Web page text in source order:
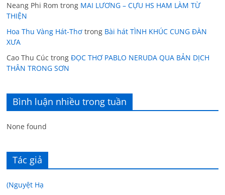
Neang Phi Rom trong MAI LƯƠNG – CỰU HS HAM LÀM TỪ
THIỆN
Hoa Thu Vàng Hát-Thơ trong Bài hát TÌNH KHÚC CUNG ĐÀN
XƯA
Cao Thu Cúc trongĐỌC THƠ PABLO NERUDA QUA BẢN DỊCH
THÂN TRONG SƠN
Bình luận nhiều trong tuần
None found
Tác giả
(Nguyệt Hạ